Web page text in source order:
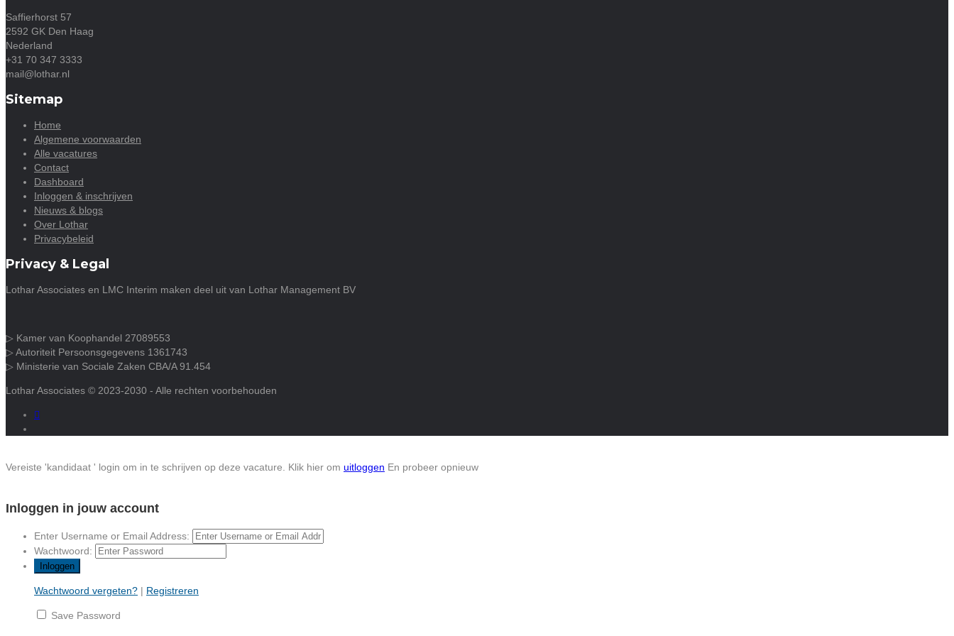
Saffierhorst 57
2592 GK Den Haag
Nederland
+31 70 347 3333
mail@lothar.nl
Sitemap
Home
Algemene voorwaarden
Alle vacatures
Contact
Dashboard
Inloggen & inschrijven
Nieuws & blogs
Over Lothar
Privacybeleid
Privacy & Legal
Lothar Associates en LMC Interim maken deel uit van Lothar Management BV
▷ Kamer van Koophandel 27089553
▷ Autoriteit Persoonsgegevens 1361743
▷ Ministerie van Sociale Zaken CBA/A 91.454
Lothar Associates © 2023-2030 - Alle rechten voorbehouden
Vereiste 'kandidaat ' login om in te schrijven op deze vacature. Klik hier om uitloggen En probeer opnieuw
Inloggen in jouw account
Enter Username or Email Address:
Wachtwoord:
Wachtwoord vergeten? | Registreren
Save Password